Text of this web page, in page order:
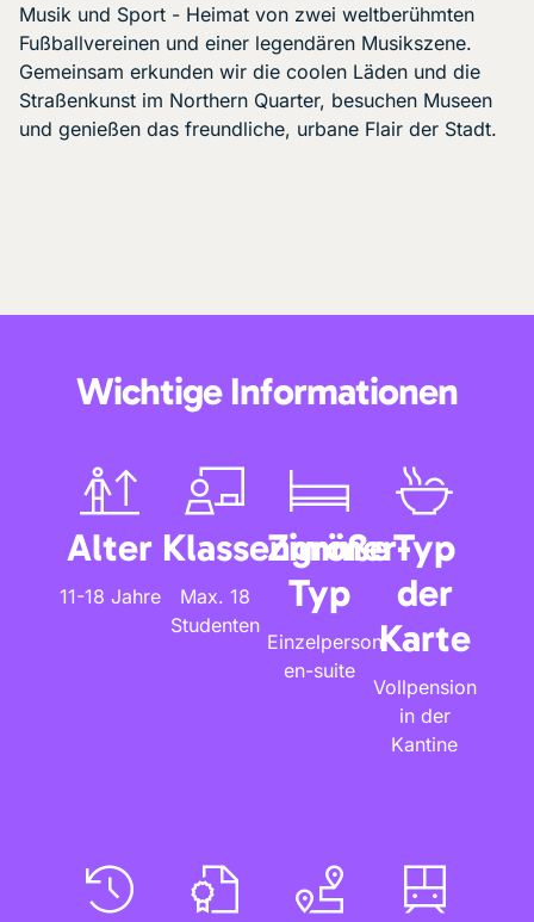
Musik und Sport - Heimat von zwei weltberühmten
Fußballvereinen und einer legendären Musikszene.
Gemeinsam erkunden wir die coolen Läden und die
Straßenkunst im Northern Quarter, besuchen Museen
und genießen das freundliche, urbane Flair der Stadt.
Wichtige Informationen
Alter
11-18 Jahre
Klassengröße
Max. 18
Studenten
Zimmer-
Typ
Einzelperson
en-suite
Typ
der
Karte
Vollpension
in der
Kantine